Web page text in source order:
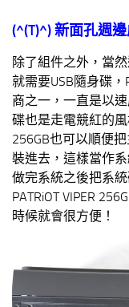
(^(T)^)新面孔週
除了組件之外，當
就需要USB隨身碟
商之一，一直是以
碟也是走電競紅的
256GB也可以順便
裝進去，這樣當作
做完系統之後把系
PATRiOT VIPER
時候就會很方便！